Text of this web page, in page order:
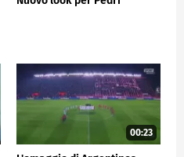
00:23